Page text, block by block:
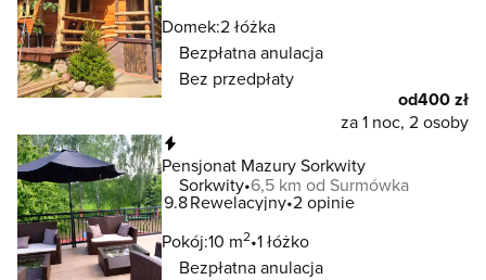
Domek:2 łóżka
Bezpłatna anulacja
Bez przedpłaty
od400 zł
za 1 noc, 2 osoby
Pensjonat Mazury Sorkwity
Sorkwity 6,5 km od Surmówka
9.8Rewelacyjny 2 opinie
Pokój:10 m2 1 łóżko
Bezpłatna anulacja